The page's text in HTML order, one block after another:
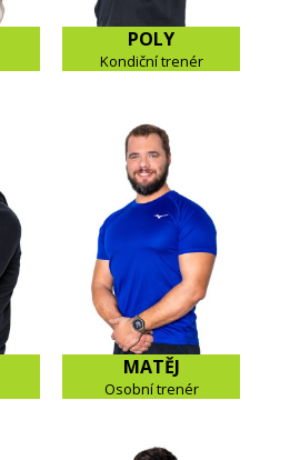
POLY
Kondiční trenér
MATĚJ
Osobní trenér